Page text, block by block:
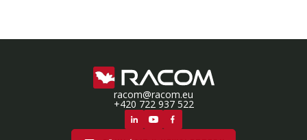
racom@racom.eu
+420 722 937 522